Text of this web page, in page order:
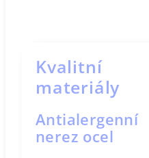
Kvalitní
materiály
Antialergenní
nerez ocel